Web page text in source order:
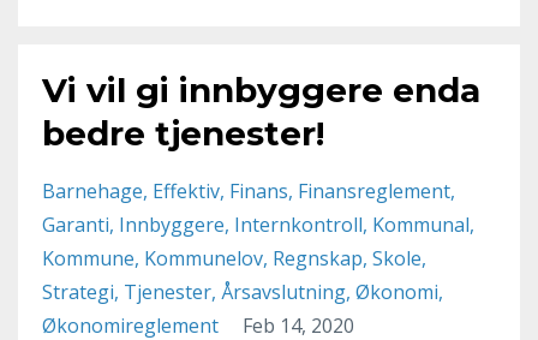
Vi vil gi innbyggere enda
bedre tjenester!
Barnehage Effektiv Finans Finansreglement
Garanti Innbyggere Internkontroll Kommunal
Kommune Kommunelov Regnskap Skole
Strategi Tjenester Årsavslutning Økonomi
Økonomireglement
Feb 14, 2020